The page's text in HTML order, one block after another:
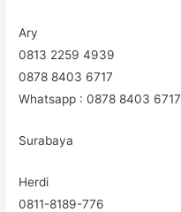
Ary
0813 2259 4939
0878 8403 6717
Whatsapp : 0878 8403 6717
Surabaya
Herdi
0811-8189-776